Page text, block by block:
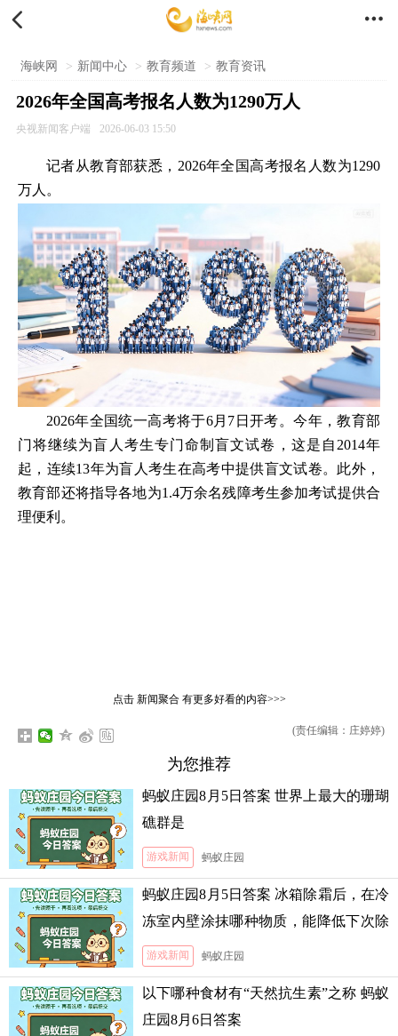
 
海峡网 > 新闻中心 > 教育频道 > 教育资讯
2026年全国高考报名人数为1290万人
央视新闻客户端 2026-06-03 15:50
记者从教育部获悉，2026年全国高考报名人数为1290
万人。
2026年全国统一高考将于6月7日开考。今年，教育部
门将继续为盲人考生专门命制盲文试卷，这是自2014年
起，连续13年为盲人考生在高考中提供盲文试卷。此外，
教育部还将指导各地为1.4万余名残障考生参加考试提供合
理便利。
点击 新闻聚合有更多好看的内容>>>
(责任编辑：庄婷婷)
为您推荐
蚂蚁庄园8月5日答案 世界上最大的珊瑚
礁群是
游戏新闻 蚂蚁庄园
蚂蚁庄园8月5日答案 冰箱除霜后，在冷
冻室内壁涂抹哪种物质，能降低下次除
霜的难度
游戏新闻 蚂蚁庄园
以下哪种食材有“天然抗生素”之称 蚂蚁
庄园8月6日答案